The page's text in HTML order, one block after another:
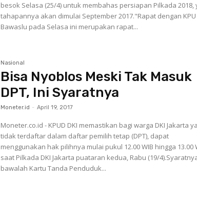
besok Selasa (25/4) untuk membahas persiapan Pilkada 2018,
tahapannya akan dimulai September 2017."Rapat dengan
Bawaslu pada Selasa ini merupakan rapat...
Nasional
Bisa Nyoblos Meski Tak Masuk
DPT, Ini Syaratnya
Moneter.id - April 19, 2017
Moneter.co.id - KPUD DKI memastikan bagi warga DKI Jakarta
tidak terdaftar dalam daftar pemilih tetap (DPT), dapat
menggunakan hak pilihnya mulai pukul 12.00 WIB hingga 13.00
saat Pilkada DKI Jakarta puataran kedua, Rabu (19/
bawalah Kartu Tanda Penduduk...